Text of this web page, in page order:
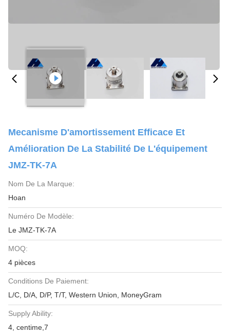
Mecanisme D'amortissement Efficace Et
Amélioration De La Stabilité De L'équipement
JMZ-TK-7A
Nom De La Marque:
Hoan
Numéro De Modèle:
Le JMZ-TK-7A
MOQ:
4 pièces
Conditions De Paiement:
L/C, D/A, D/P, T/T, Western Union, MoneyGram
Supply Ability:
4, centime,7